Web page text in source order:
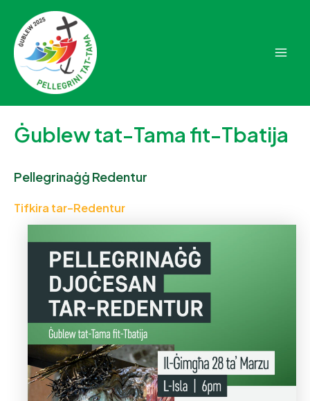
content
Ġublew tat-Tama fit-Tbatija
Pellegrinaġġ Redentur
Tifkira tar-Redentur